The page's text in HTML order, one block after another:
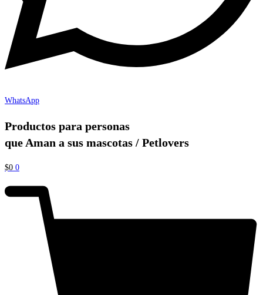
WhatsApp
Productos para personas
que Aman a sus mascotas / Petlovers
$0 0